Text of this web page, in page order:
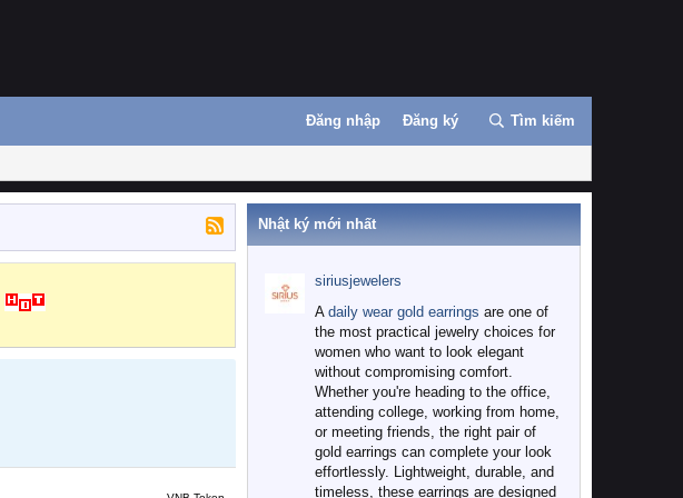
Đăng nhập Đăng ký Tìm kiếm
Nhật ký mới nhất
siriusjewelers
A daily wear gold earrings are one of
the most practical jewelry choices for
women who want to look elegant
without compromising comfort.
Whether you're heading to the office,
attending college, working from home,
or meeting friends, the right pair of
gold earrings can complete your look
effortlessly. Lightweight, durable, and
timeless, these earrings are designed